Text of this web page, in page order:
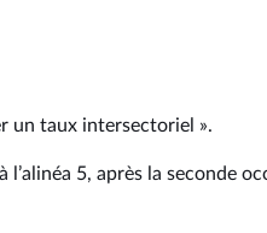
un taux intersectoriel ».
l’alinéa 5, après la seconde